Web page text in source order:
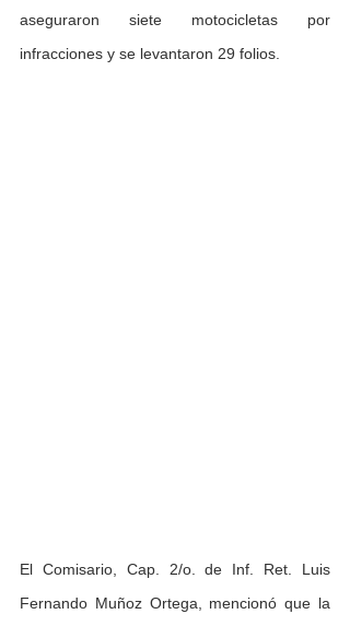
aseguraron siete motocicletas por
infracciones y se levantaron 29 folios.
El Comisario, Cap. 2/o. de Inf. Ret. Luis
Fernando Muñoz Ortega, mencionó que la